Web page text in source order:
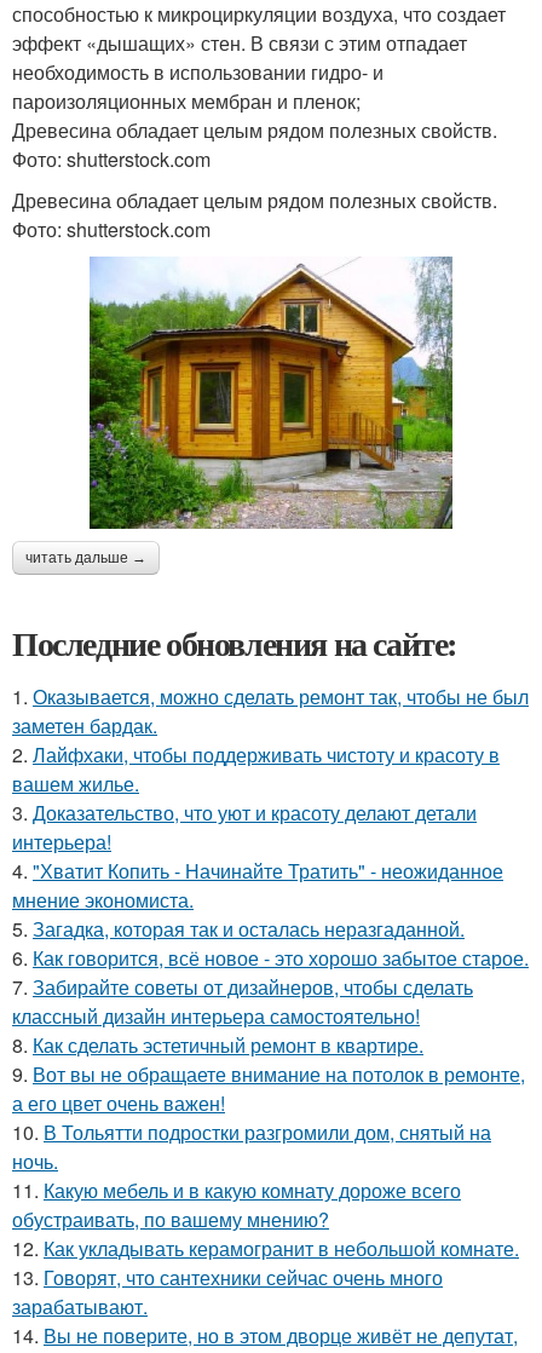
способностью к микроциркуляции воздуха, что создает
эффект «дышащих» стен. В связи с этим отпадает
необходимость в использовании гидро- и
пароизоляционных мембран и пленок;
Древесина обладает целым рядом полезных свойств.
Фото: shutterstock.com
Древесина обладает целым рядом полезных свойств.
Фото: shutterstock.com
читать дальше →
Последние обновления на сайте:
1. Оказывается, можно сделать ремонт так, чтобы не был
заметен бардак.
2. Лайфхаки, чтобы поддерживать чистоту и красоту в
вашем жилье.
3. Доказательство, что уют и красоту делают детали
интерьера!
4. "Хватит Копить - Начинайте Тратить" - неожиданное
мнение экономиста.
5. Загадка, которая так и осталась неразгаданной.
6. Как говорится, всё новое - это хорошо забытое старое.
7. Забирайте советы от дизайнеров, чтобы сделать
классный дизайн интерьера самостоятельно!
8. Как сделать эстетичный ремонт в квартире.
9. Вот вы не обращаете внимание на потолок в ремонте,
а его цвет очень важен!
10. В Тольятти подростки разгромили дом, снятый на
ночь.
11. Какую мебель и в какую комнату дороже всего
обустраивать, по вашему мнению?
12. Как укладывать керамогранит в небольшой комнате.
13. Говорят, что сантехники сейчас очень много
зарабатывают.
14. Вы не поверите, но в этом дворце живёт не депутат,